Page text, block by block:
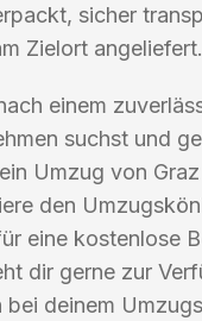
sicher
Zielort angeliefert.
einem
suchst und
Umzug von
den
eine kostenlose
dir gerne zur
deinem